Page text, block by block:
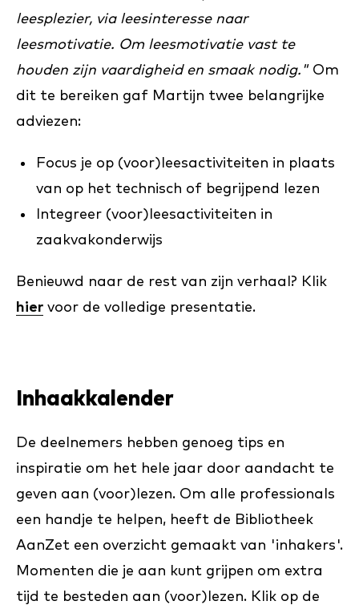
leesplezier, via leesinteresse naar
leesmotivatie. Om leesmotivatie vast te
houden zijn vaardigheid en smaak nodig." Om
dit te bereiken gaf Martijn twee belangrijke
adviezen:
Focus je op (voor)leesactiviteiten in plaats
van op het technisch of begrijpend lezen
Integreer (voor)leesactiviteiten in
zaakvakonderwijs
Benieuwd naar de rest van zijn verhaal? Klik
hier voor de volledige presentatie.
Inhaakkalender
De deelnemers hebben genoeg tips en
inspiratie om het hele jaar door aandacht te
geven aan (voor)lezen. Om alle professionals
een handje te helpen, heeft de Bibliotheek
AanZet een overzicht gemaakt van 'inhakers'.
Momenten die je aan kunt grijpen om extra
tijd te besteden aan (voor)lezen. Klik op de